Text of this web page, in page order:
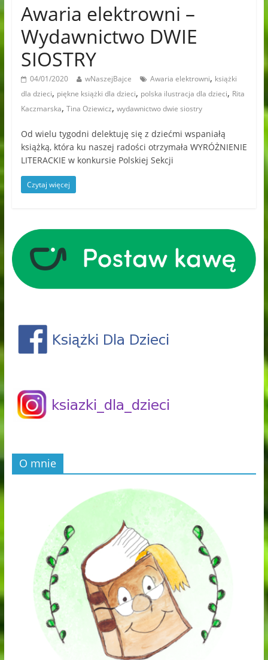
Awaria elektrowni –
Wydawnictwo DWIE
SIOSTRY
04/01/2020 wNaszejBajce Awaria elektrowni, książki
dla dzieci, piękne książki dla dzieci, polska ilustracja dla dzieci, Rita
Kaczmarska, Tina Oziewicz, wydawnictwo dwie siostry
Od wielu tygodni delektuję się z dziećmi wspaniałą
książką, która ku naszej radości otrzymała WYRÓŻNIENIE
LITERACKIE w konkursie Polskiej Sekcji
Czytaj więcej
O mnie